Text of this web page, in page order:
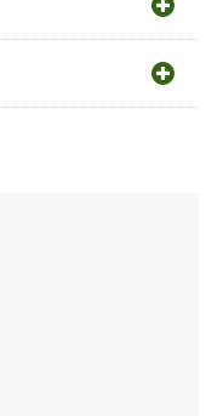
早春と、晩春から夏の高